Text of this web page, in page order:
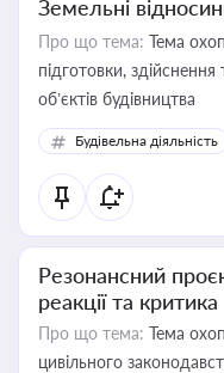
Земельні
Про що тема: Тема
підготовки,
об’єктів будівництва
Будівельна діяльність
Резонансний
реакції та критика
Про що тема: Тема
цивільного